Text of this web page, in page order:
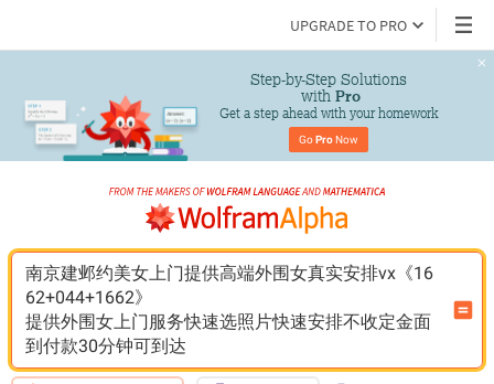
UPGRADE TO PRO
Step-by-Step Solutions
with Pro
Get a step ahead with your homework
Go Pro Now
南京建邺约美女上门提供高端外围女真实安排vx《16
62+044+1662》
提供外围女上门服务快速选照片快速安排不收定金面
到付款30分钟可到达